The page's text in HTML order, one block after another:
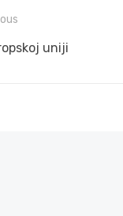
uniji